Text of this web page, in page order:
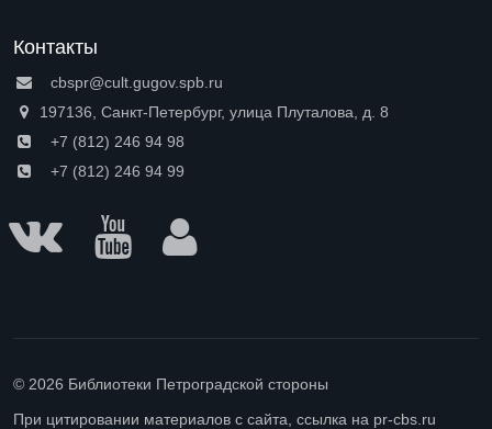
Контакты
cbspr@cult.gugov.spb.ru
197136, Санкт-Петербург, улица Плуталова, д. 8
+7 (812) 246 94 98
+7 (812) 246 94 99
© 2026 Библиотеки Петроградской стороны
При цитировании материалов с сайта, ссылка на pr-cbs.ru